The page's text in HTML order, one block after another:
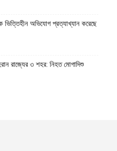
ভিত্তিহীন অভিযোগ প্রত্যাখ্যান করেছে
রাজ্যের ৩ শহর: নিহত মোগাদিশু
জড়িতদের শাস্তি দাবিতে ১২৩০